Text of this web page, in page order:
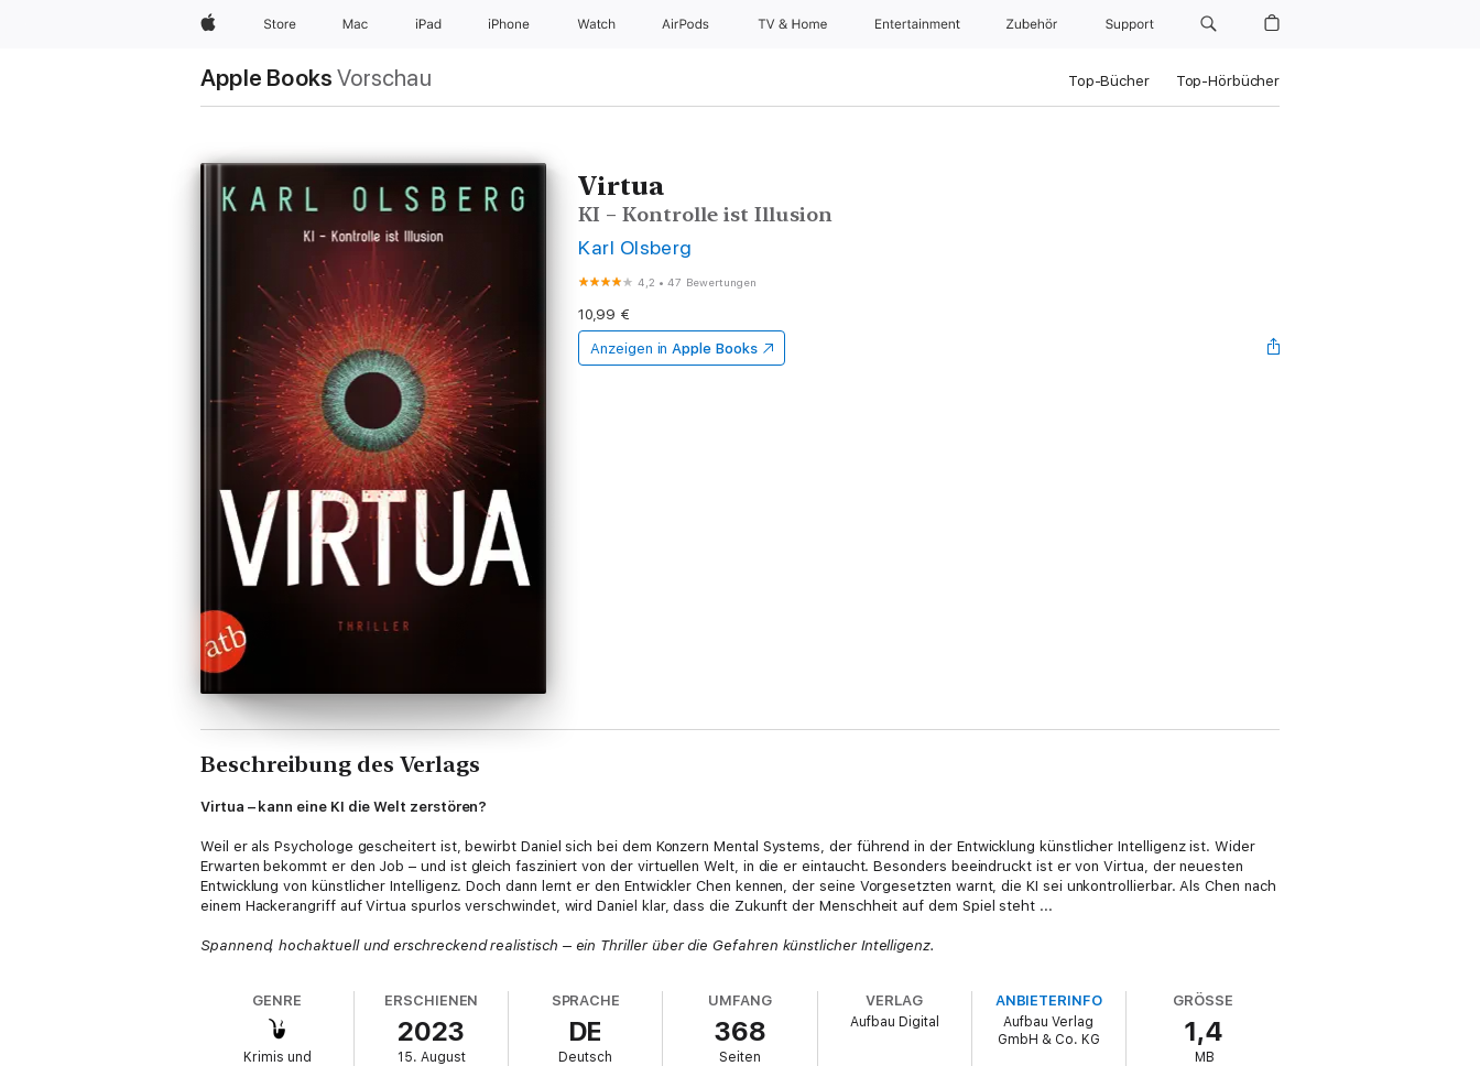
Apple Store Mac iPad iPhone Watch AirPods TV & Home Entertainment Zubehör Support
Apple Books Vorschau Top-Bücher Top-Hörbücher
Virtua
KI – Kontrolle ist Illusion
Karl Olsberg
4,2 •47 Bewertungen
10,99 €
Anzeigen in Apple Books
Beschreibung des Verlags
Virtua – kann eine KI die Welt zerstören?
Weil er als Psychologe gescheitert ist, bewirbt Daniel sich bei dem Konzern Mental Systems, der führend in der Entwicklung künstlicher Intelligenz ist. Wider
Erwarten bekommt er den Job – und ist gleich fasziniert von der virtuellen Welt, in die er eintaucht. Besonders beeindruckt ist er von Virtua, der neuesten
Entwicklung von künstlicher Intelligenz. Doch dann lernt er den Entwickler Chen kennen, der seine Vorgesetzten warnt, die KI sei unkontrollierbar. Als Chen nach
einem Hackerangriff auf Virtua spurlos verschwindet, wird Daniel klar, dass die Zukunft der Menschheit auf dem Spiel steht ...
Spannend, hochaktuell und erschreckend realistisch – ein Thriller über die Gefahren künstlicher Intelligenz.
GENRE
Krimis und
ERSCHIENEN
2023
15. August
SPRACHE
DE
Deutsch
UMFANG
368
Seiten
VERLAG
Aufbau Digital
ANBIETERINFO
Aufbau Verlag
GmbH & Co. KG
GRÖSSE
1,4
MB